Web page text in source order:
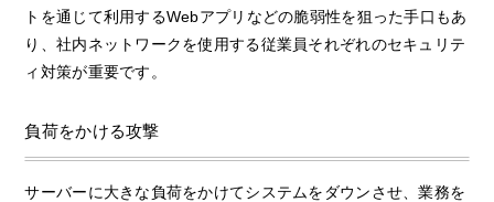
トを通じて利用するWebアプリなどの脆弱性を狙った手口もあ
り、社内ネットワークを使用する従業員それぞれのセキュリテ
ィ対策が重要です。
負荷をかける攻撃
サーバーに大きな負荷をかけてシステムをダウンさせ、業務を